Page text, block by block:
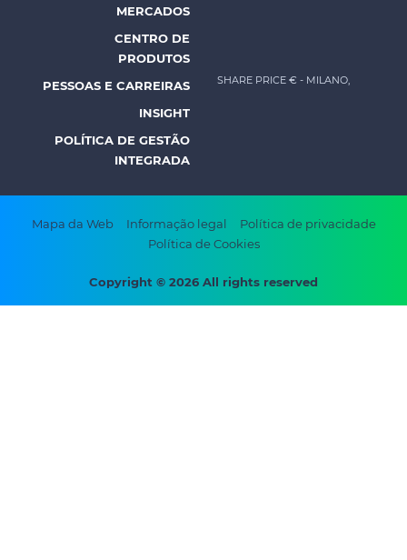
menu
Prysmian
MERCADOS
CENTRO DE
PRODUTOS
PESSOAS E CARREIRAS
INSIGHT
POLÍTICA DE GESTÃO
INTEGRADA
SHARE PRICE € - MILANO,
Footer
menu
Mapa da Web Informação legal
Política de privacidade
Política de Cookies
Copyright © 2026 All rights reserved